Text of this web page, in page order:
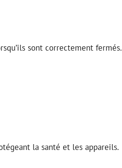
sont correctement fermés.
la santé et les appareils.